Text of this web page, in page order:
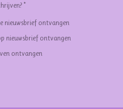
*
nieuwsbrief ontvangen
nieuwsbrief ontvangen
ontvangen